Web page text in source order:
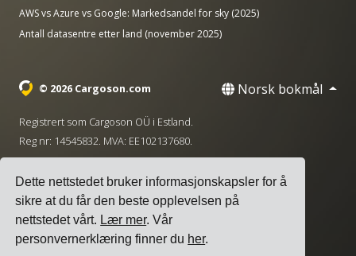
Dette nettstedet bruker informasjonskapsler for å
sikre at du får den beste opplevelsen på
nettstedet vårt. Lær mer. Vår
personvernerklæring finner du her.
AWS vs Azure vs Google: Markedsandel for sky (2025)
Antall datasentre etter land (november 2025)
© 2026 Cargoson.com Norsk bokmål
Registrert som Cargoson OÜ i Estland.
Reg nr: 14545832. MVA: EE102137680.
+372 5555 0028 · hello@cargoson.com
Vilkår for tjenesten|Personvernregler
Informasjonskapselpolicy